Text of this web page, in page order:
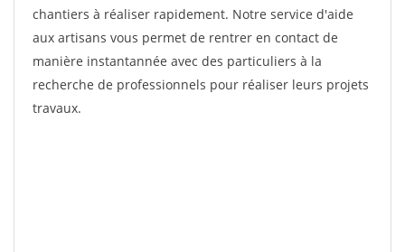
chantiers à réaliser rapidement. Notre service d'aide
aux artisans vous permet de rentrer en contact de
manière instantannée avec des particuliers à la
recherche de professionnels pour réaliser leurs projets
travaux.